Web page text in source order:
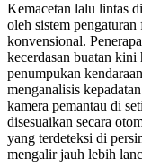
Kemacetan lalu lintas
oleh sistem
konvensional.
kecerdasan buatan
penumpukan
menganalisis
kamera pemantau di
disesuaikan secara
yang terdeteksi di
mengalir jauh lebih